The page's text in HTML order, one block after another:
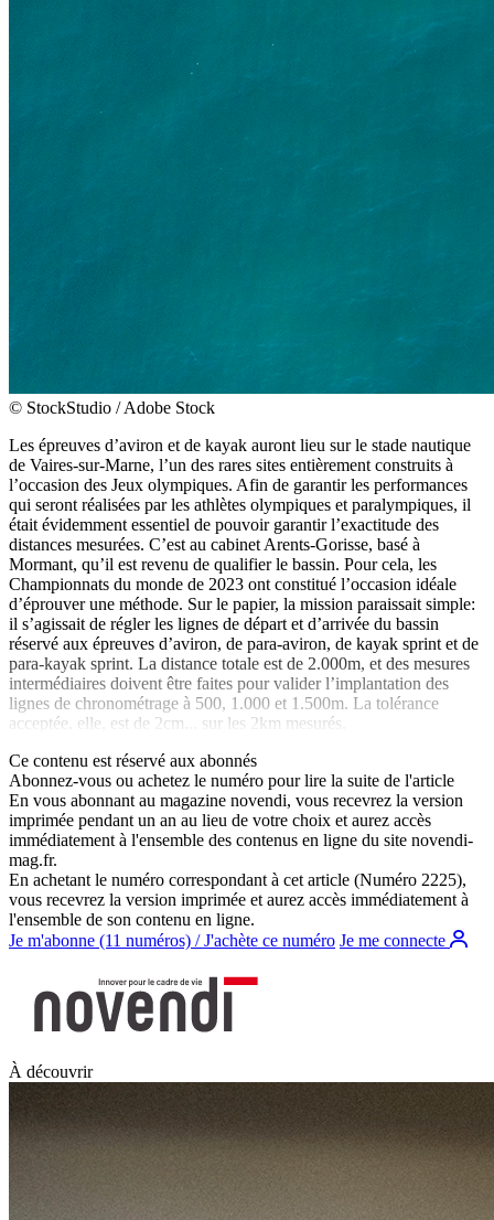
© StockStudio / Adobe Stock
Les épreuves d’aviron et de kayak auront lieu sur le stade nautique
de Vaires-sur-Marne, l’un des rares sites entièrement construits à
l’occasion des Jeux olympiques. Afin de garantir les performances
qui seront réalisées par les athlètes olympiques et paralympiques, il
était évidemment essentiel de pouvoir garantir l’exactitude des
distances mesurées. C’est au cabinet Arents-Gorisse, basé à
Mormant, qu’il est revenu de qualifier le bassin. Pour cela, les
Championnats du monde de 2023 ont constitué l’occasion idéale
d’éprouver une méthode. Sur le papier, la mission paraissait simple:
il s’agissait de régler les lignes de départ et d’arrivée du bassin
réservé aux épreuves d’aviron, de para-aviron, de kayak sprint et de
para-kayak sprint. La distance totale est de 2.000m, et des mesures
intermédiaires doivent être faites pour valider l’implantation des
lignes de chronométrage à 500, 1.000 et 1.500m. La tolérance
acceptée, elle, est de 2cm... sur les 2km mesurés.
Ce contenu est réservé aux abonnés
Abonnez-vous ou achetez le numéro pour lire la suite de l'article
En vous abonnant au magazine novendi, vous recevrez la version
imprimée pendant un an au lieu de votre choix et aurez accès
immédiatement à l'ensemble des contenus en ligne du site novendi-
mag.fr.
En achetant le numéro correspondant à cet article (Numéro 2225),
vous recevrez la version imprimée et aurez accès immédiatement à
l'ensemble de son contenu en ligne.
Je m'abonne (11 numéros) / J'achète ce numéro Je me connecte
À découvrir